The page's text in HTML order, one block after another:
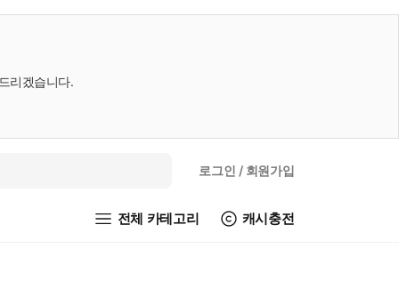
리겠습니다.
로그인 / 회원가입
전체 카테고리 캐시충전